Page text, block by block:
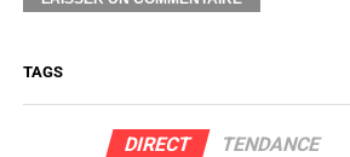
TAGS
DIRECT TENDANCE